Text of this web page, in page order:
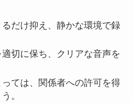
だけ抑え、静かな環境で録
切に保ち、クリアな音声を
ては、関係者への許可を得
。